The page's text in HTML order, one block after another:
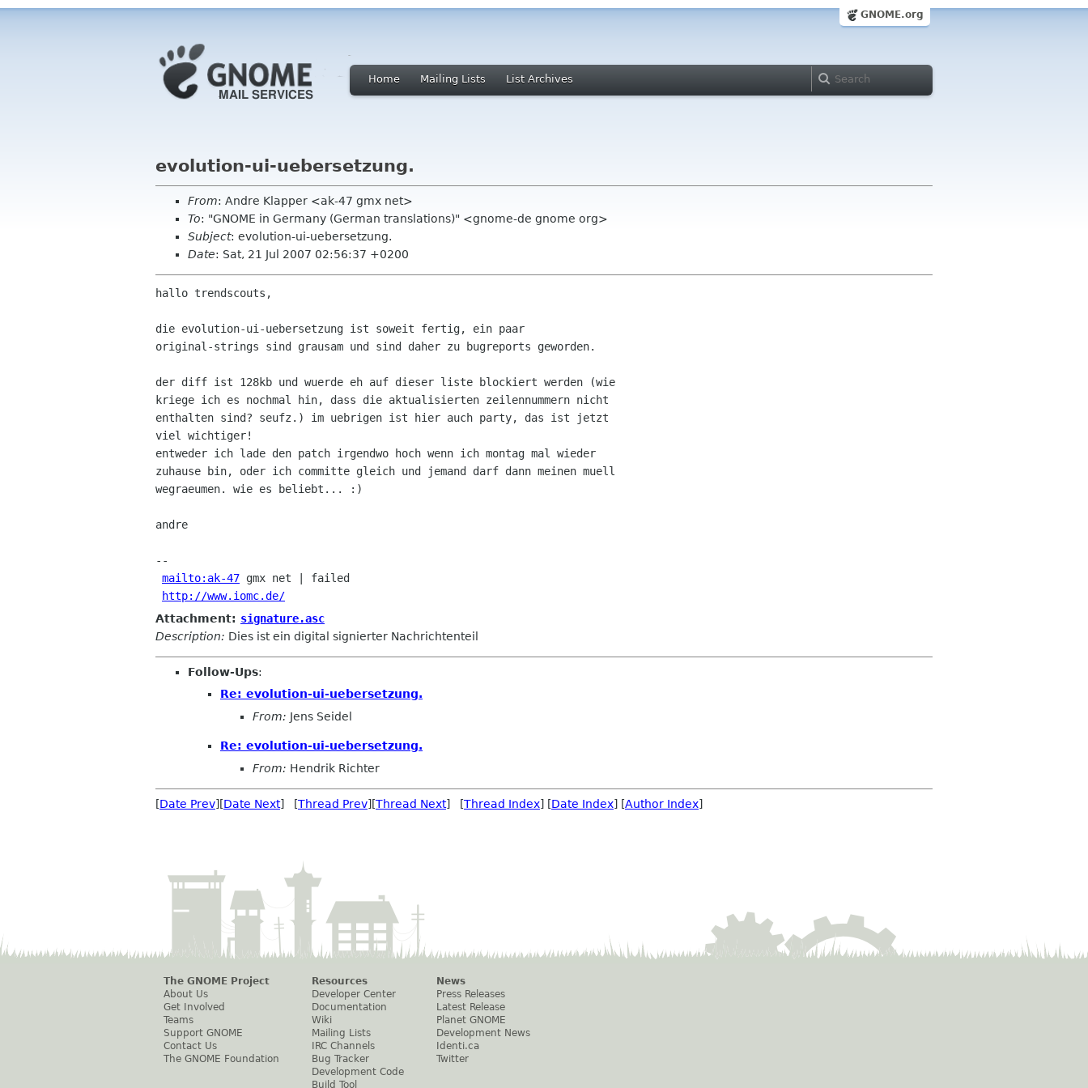
GNOME.org
Home Mailing Lists List Archives
evolution-ui-uebersetzung.
From: Andre Klapper <ak-47 gmx net>
To: "GNOME in Germany (German translations)" <gnome-de gnome org>
Subject: evolution-ui-uebersetzung.
Date: Sat, 21 Jul 2007 02:56:37 +0200
hallo trendscouts,
die evolution-ui-uebersetzung ist soweit fertig, ein paar
original-strings sind grausam und sind daher zu bugreports geworden.
der diff ist 128kb und wuerde eh auf dieser liste blockiert werden (wie
kriege ich es nochmal hin, dass die aktualisierten zeilennummern nicht
enthalten sind? seufz.) im uebrigen ist hier auch party, das ist jetzt
viel wichtiger!
entweder ich lade den patch irgendwo hoch wenn ich montag mal wieder
zuhause bin, oder ich committe gleich und jemand darf dann meinen muell
wegraeumen. wie es beliebt... :)
andre
--
mailto:ak-47 gmx net | failed
http://www.iomc.de/
Attachment: signature.asc
Description: Dies ist ein digital signierter Nachrichtenteil
Follow-Ups:
Re: evolution-ui-uebersetzung.
From: Jens Seidel
Re: evolution-ui-uebersetzung.
From: Hendrik Richter
[Date Prev][Date Next] [Thread Prev][Thread Next] [Thread Index] [Date Index] [Author Index]
The GNOME Project
About Us
Get Involved
Teams
Support GNOME
Contact Us
The GNOME Foundation
Resources
Developer Center
Documentation
Wiki
Mailing Lists
IRC Channels
Bug Tracker
Development Code
Build Tool
News
Press Releases
Latest Release
Planet GNOME
Development News
Identi.ca
Twitter